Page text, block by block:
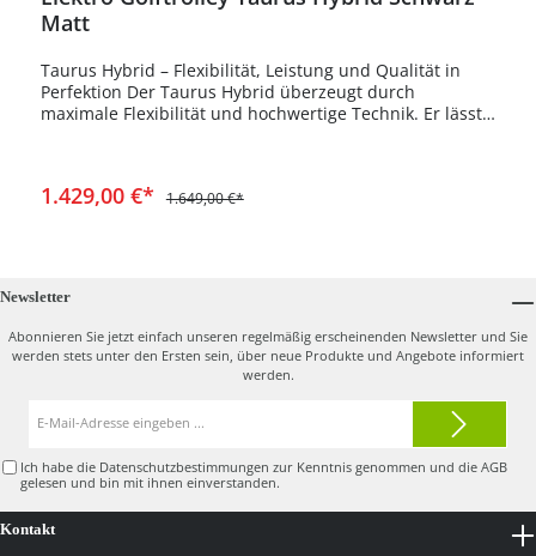
Matt
Taurus Hybrid – Flexibilität, Leistung und Qualität in
Perfektion Der Taurus Hybrid überzeugt durch
maximale Flexibilität und hochwertige Technik. Er lässt
Lagerung. Der Schwarz Matt gepulverte
Bergabfahrbremse bietet der Taurus Hybrid auch in
abschüssigem Gelände jederzeit volle Kontrolle und
Sicherheit. Zur komfortablen Ausstattung zählen eine
Akkuladestandsanzeige, ein Rückwärtsgang sowie ein
20 m oder 30 m. Diese Funktionen machen den Taurus
Hybrid besonders benutzerfreundlich und effizient auf
der Runde. Abgerundet wird das Gesamtpaket durch
integrierte Edelstahl-Schirm- und Scorekartenhalter
Lieferumfang enthalten sind. Für zusätzliche Sicherheit
1.429,00 €* 1.649,00 €*
Newsletter
Abonnieren Sie jetzt einfach unseren regelmäßig erscheinenden Newsletter und Sie
werden stets unter den Ersten sein, über neue Produkte und Angebote informiert
werden.
Ich habe die Datenschutzbestimmungen zur Kenntnis genommen und dieAGB
gelesen und bin mit ihnen einverstanden.
Kontakt